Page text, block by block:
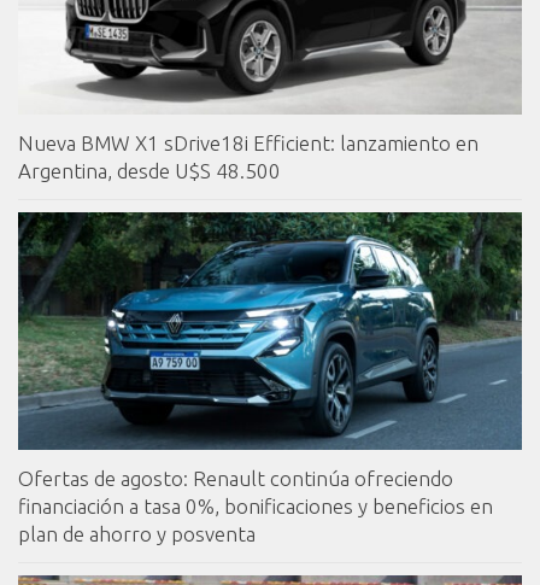
Nueva BMW X1 sDrive18i Efficient: lanzamiento en
Argentina, desde U$S 48.500
Ofertas de agosto: Renault continúa ofreciendo
financiación a tasa 0%, bonificaciones y beneficios en
plan de ahorro y posventa